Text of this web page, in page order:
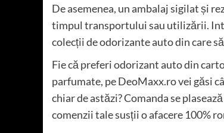
De asemenea, un ambalaj sigilat și
timpul transportului sau utilizării.
colecții de odorizante auto din care
Fie că preferi odorizant auto din
parfumate, pe DeoMaxx.ro vei găsi
chiar de astăzi? Comanda se
comenzii tale susții o afacere 100%